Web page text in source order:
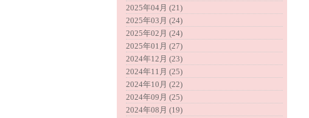
2025年04月 (21)
2025年03月 (24)
2025年02月 (24)
2025年01月 (27)
2024年12月 (23)
2024年11月 (25)
2024年10月 (22)
2024年09月 (25)
2024年08月 (19)